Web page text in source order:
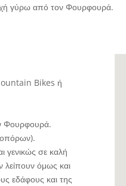
γύρω από τον Φουρφουρά.
Bikes ή
Φουρφουρά.
γενικώς σε καλή
λείπουν όμως και
εδάφους και της